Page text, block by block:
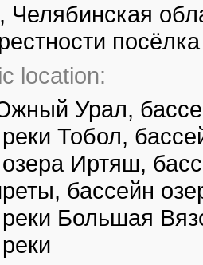
Челябинская
location:
Урал,
Тобол,
Иртяш,
бассейн
Большая